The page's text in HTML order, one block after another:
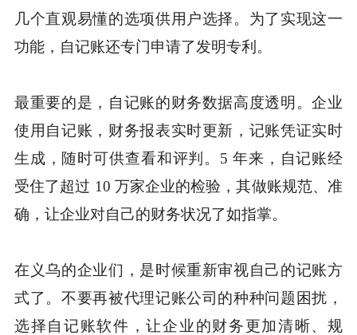
几个直观易懂的选项供用户选择。为了实现这一
功能，自记账还专门申请了发明专利。
最重要的是，自记账的财务数据高度透明。企业
使用自记账，财务报表实时更新，记账凭证实时
生成，随时可供查看和评判。5 年来，自记账经
受住了超过 10 万家企业的检验，其做账规范、准
确，让企业对自己的财务状况了如指掌。
在义乌的企业们，是时候重新审视自己的记账方
式了。不要再被代理记账公司的种种问题困扰，
选择自记账软件，让企业的财务更加清晰、规